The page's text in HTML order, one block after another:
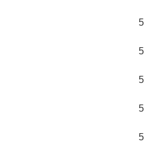
5
5
5
5
5